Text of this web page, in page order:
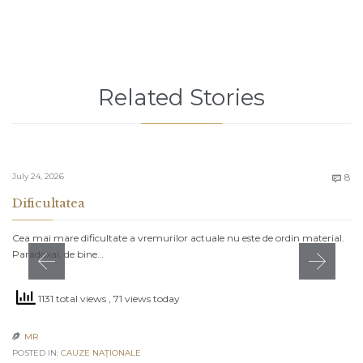
Related Stories
July 24, 2026  8
Dificultatea
Cea mai mare dificultate a vremurilor actuale nu este de ordin material.
Paradoxal, de bine…
1131 total views , 71 views today
 MR
POSTED IN: CAUZE NAŢIONALE